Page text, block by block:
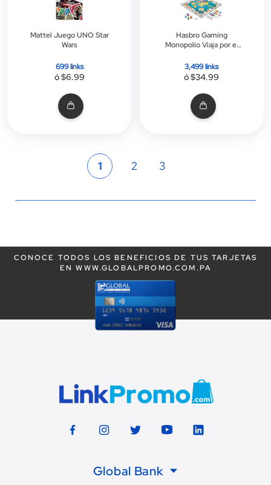
Mattel Juego UNO Star
Wars
699 links
ó $6.99
Hasbro Gaming
Monopolio Viaja por el
3,499 links
ó $34.99
Actualmente
página
1 Página
2 Página
3
CONOCE TODOS LOS BENEFICIOS DE TUS TARJETAS
EN WWW.GLOBALPROMO.COM.PA
Global Bank